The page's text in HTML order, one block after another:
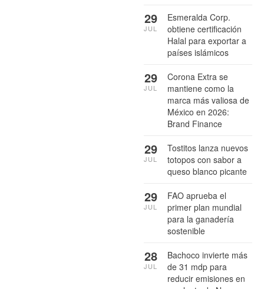
Esmeralda Corp.
obtiene certificación
Halal para exportar a
países islámicos
29
JUL
Corona Extra se
mantiene como la
marca más valiosa de
México en 2026:
Brand Finance
29
JUL
Tostitos lanza nuevos
totopos con sabor a
queso blanco picante
29
JUL
FAO aprueba el
primer plan mundial
para la ganadería
sostenible
29
JUL
Bachoco invierte más
de 31 mdp para
reducir emisiones en
28
JUL